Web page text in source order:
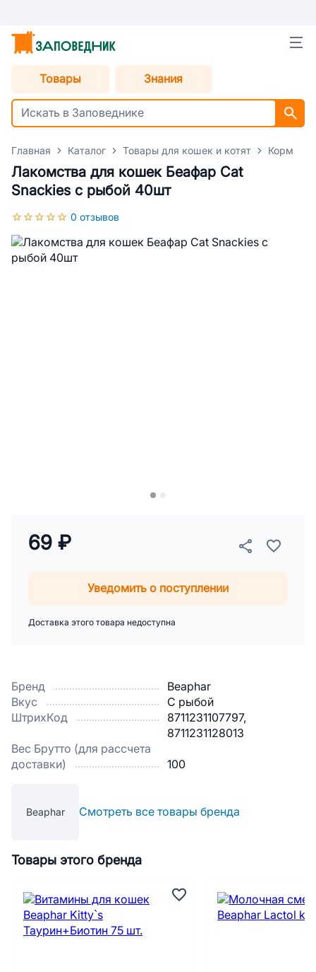
Товары Знания
Главная Каталог Товары для кошек и котят Корм
Лакомства для кошек Беафар Cat
Snackies с рыбой 40шт
0 отзывов
Бренд
Beaphar
Вкус
С рыбой
ШтрихКод
8711231107797,
8711231128013
Вес Брутто (для рассчета
доставки)
100
Beaphar Смотреть все товары бренда
69 ₽
Уведомить о поступлении
Доставка этого товара недоступна
Товары этого бренда